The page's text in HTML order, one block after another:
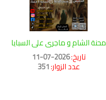
محنة الشام و ماجرى على السبايا
تاريخ:2026-07-11
عدد الزوار:351